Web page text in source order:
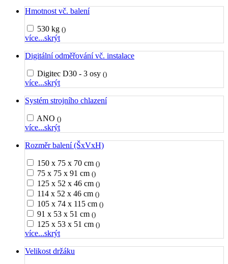
Hmotnost vč. balení
530 kg ()
více...skrýt
Digitální odměřování vč. instalace
Digitec D30 - 3 osy ()
více...skrýt
Systém strojního chlazení
ANO ()
více...skrýt
Rozměr balení (ŠxVxH)
150 x 75 x 70 cm ()
75 x 75 x 91 cm ()
125 x 52 x 46 cm ()
114 x 52 x 46 cm ()
105 x 74 x 115 cm ()
91 x 53 x 51 cm ()
125 x 53 x 51 cm ()
více...skrýt
Velikost držáku